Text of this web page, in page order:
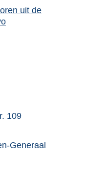
uit de
109
Generaal